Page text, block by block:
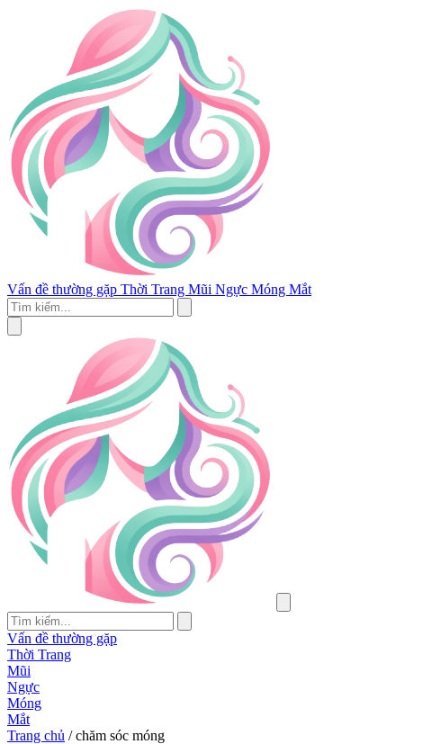
Vấn đề thường gặp Thời Trang Mũi Ngực Móng Mắt
Vấn đề thường gặp
Thời Trang
Mũi
Ngực
Móng
Mắt
Trang chủ / chăm sóc móng